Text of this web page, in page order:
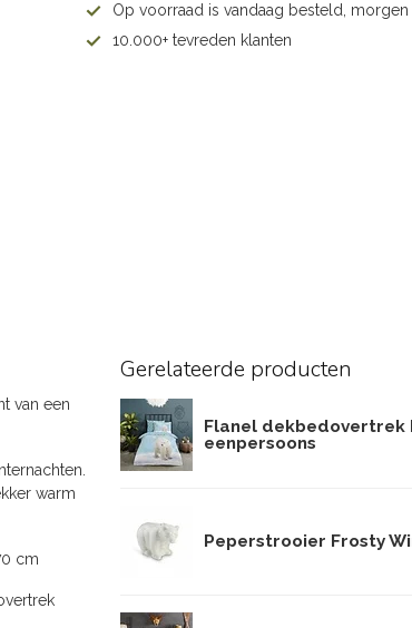
Op voorraad is vandaag besteld, morgen
10.000+ tevreden klanten
van een
warm
cm
Gerelateerde producten
Flanel dekbedovertrek
eenpersoons
Peperstrooier Frosty